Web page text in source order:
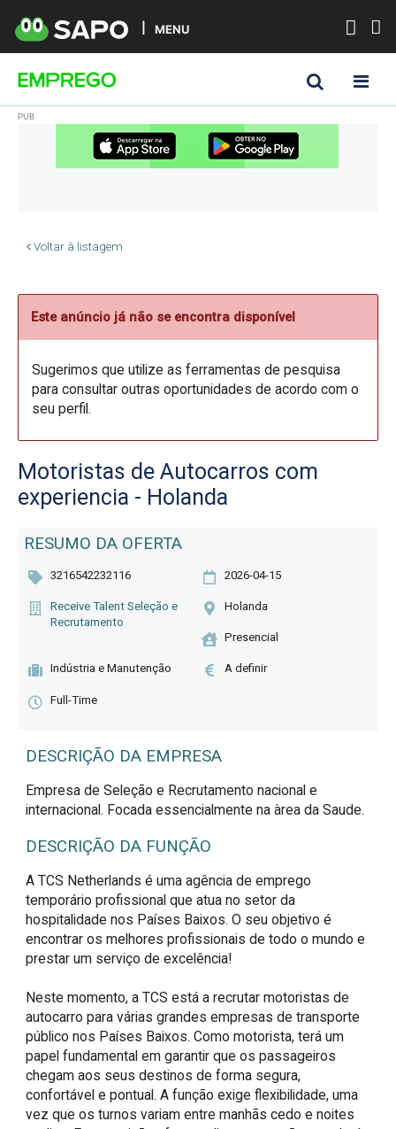
MENU
Voltar à listagem
Este anúncio já não se encontra disponível
Sugerimos que utilize as ferramentas de pesquisa
para consultar outras oportunidades de acordo com o
seu perfil.
Motoristas de Autocarros com
experiencia - Holanda
RESUMO DA OFERTA
3216542232116 2026-04-15
Receive Talent Seleção e
Recrutamento
Holanda
Presencial
Indústria e Manutenção A definir
Full-Time
DESCRIÇÃO DA EMPRESA
Empresa de Seleção e Recrutamento nacional e
internacional. Focada essencialmente na àrea da Saude.
DESCRIÇÃO DA FUNÇÃO
A TCS Netherlands é uma agência de emprego
temporário profissional que atua no setor da
hospitalidade nos Países Baixos. O seu objetivo é
encontrar os melhores profissionais de todo o mundo e
prestar um serviço de excelência!
Neste momento, a TCS está a recrutar motoristas de
autocarro para várias grandes empresas de transporte
público nos Países Baixos. Como motorista, terá um
papel fundamental em garantir que os passageiros
chegam aos seus destinos de forma segura,
confortável e pontual. A função exige flexibilidade, uma
vez que os turnos variam entre manhãs cedo e noites